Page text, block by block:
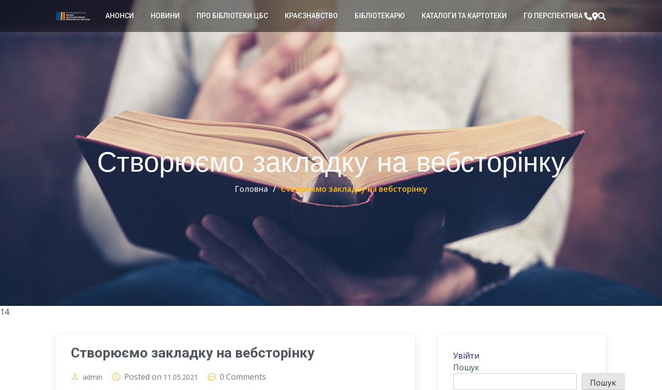
АНОНСИ НОВИНИ ПРО БІБЛІОТЕКИ ЦБС КРАЄЗНАВСТВО БІБЛІОТЕКАРЮ КАТАЛОГИ ТА КАРТОТЕКИ ГО ПЕРСПЕКТИВА
Створюємо закладку на вебсторінку
Головна Створюємо закладку на вебсторінку
14
Створюємо закладку на вебсторінку
admin Posted on 11.05.2021
0 Comments
Увійти
Пошук
Пошук